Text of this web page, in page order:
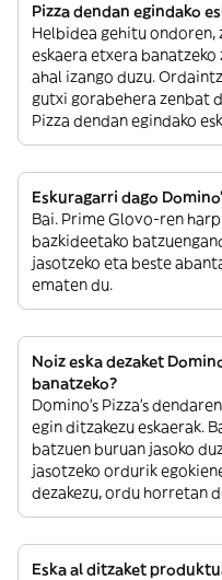
Pizza dendan egindako
Helbidea gehitu ondoren,
eskaera etxera
ahal izango duzu.
gutxi gorabehera zenbat
Pizza dendan egindako
Eskuragarri dago
Bai. Prime Glovo-ren
bazkideetako
jasotzeko eta beste
ematen du.
Noiz eska dezaket
banatzeko?
Domino's Pizza’s
egin ditzakezu eskaerak.
batzuen buruan jasoko
jasotzeko ordurik
dezakezu, ordu horretan
Eska al ditzaket